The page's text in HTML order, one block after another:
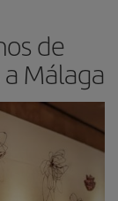
de
Málaga